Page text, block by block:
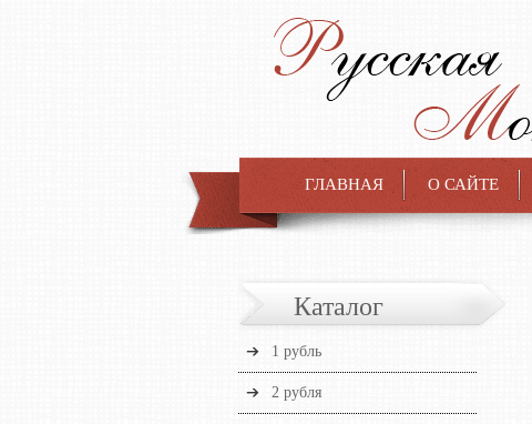
ГЛАВНАЯ О САЙТЕ
Каталог
1 рубль
2 рубля